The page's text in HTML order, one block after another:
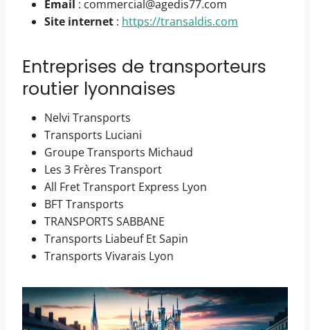
Email : commercial@agedis77.com
Site internet : https://transaldis.com
Entreprises de transporteurs
routier lyonnaises
Nelvi Transports
Transports Luciani
Groupe Transports Michaud
Les 3 Frères Transport
All Fret Transport Express Lyon
BFT Transports
TRANSPORTS SABBANE
Transports Liabeuf Et Sapin
Transports Vivarais Lyon